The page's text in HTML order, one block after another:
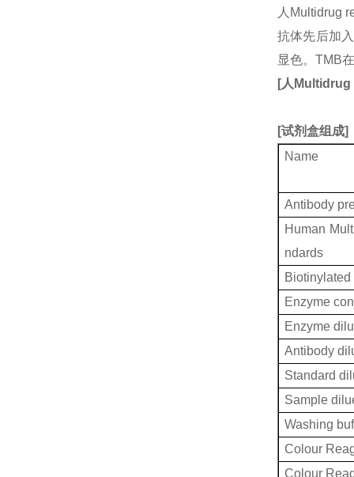
人Multidrug
抗体先后加
显色。TMB
[人
[试剂盒组成]
Name
Antibody
Human
ndards
Enzyme
Enzyme
Antibody
Standard
Sample
Washing
Colour
Colour